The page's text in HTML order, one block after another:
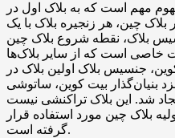
مهم است که به بلاک اول در
بلاک چین، هر زنجیره بلاک با یک
بلاک، نقطه شروع بلاک چین
خاصی است که از سایر بلاک‌ها
جنسیس بلاک اولین بلاک در
بنیان‌گذار بیت کوین، ساتوشی
در تاریخ ۳ ژانویه ۲۰۰۹ ایجاد شد. این بلاک تراکنشی نیست
بلاک چین مورد استفاده قرار
گرفته است.